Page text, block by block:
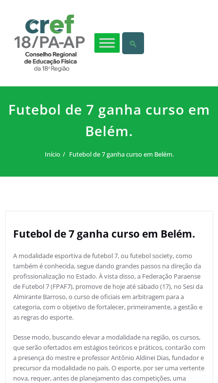
Futebol de 7 ganha curso em
Belém.
Início Futebol de 7 ganha curso em Belém.
Futebol de 7 ganha curso em Belém.
A modalidade esportiva de futebol 7, ou futebol society, como
também é conhecida, segue dando grandes passos na direção da
profissionalização no Estado. À vista disso, a Federação Paraense
de Futebol 7 (FPAF7), promove de hoje até sábado (17), no Sesi da
Almirante Barroso, o curso de oficiais em arbitragem para a
categoria, com o objetivo de fortalecer, primeiramente, a gestão e
as regras do esporte.
Desse modo, buscando elevar a modalidade na região, os cursos,
que serão ofertados em estágios teóricos e práticos, contarão com
a presença do mestre e professor Antônio Aldinei Dias, fundador e
precursor da modalidade no país. O esporte, por ser uma vertente
nova, requer, antes de planejamento das competições, uma